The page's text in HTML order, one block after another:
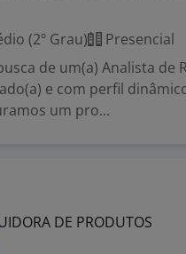
(2º Grau)
Presencial
de um(a) Analista de
e com perfil
um pro...
DE PRODUTOS